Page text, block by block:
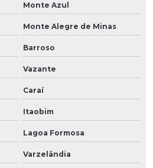
Monte Azul
Monte Alegre de Minas
Barroso
Vazante
Caraí
Itaobim
Lagoa Formosa
Varzelândia